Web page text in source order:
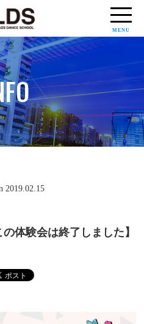
MENU
2019.02.15
体験会は終了しました】